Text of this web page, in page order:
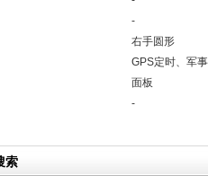
-
右手圆形
GPS定时、军
面板
-
索